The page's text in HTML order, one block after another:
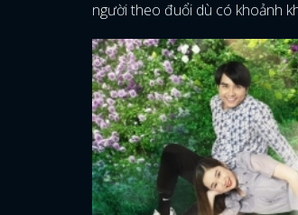
người theo đuổi dù có khoảnh